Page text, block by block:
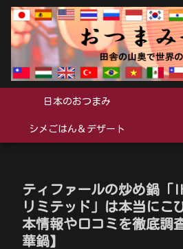
日本のおつまみ
シメごはん＆デザート
ティファールの炒め鍋「
リミテッド」は本当にこ
本情報や口コミを徹底調
華鍋】